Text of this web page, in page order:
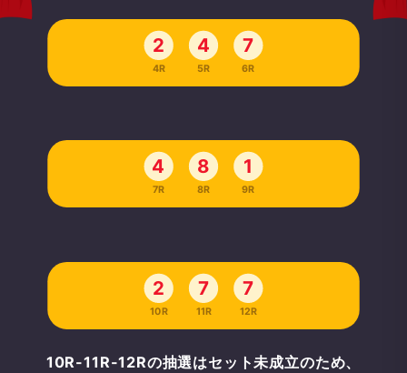
2
4R
4
5R
7
6R
4
7R
8
8R
1
9R
2
10R
7
11R
7
12R
10R-11R-12Rの抽選はセット未成立のため、